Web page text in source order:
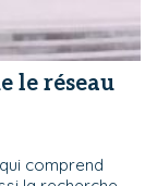
le réseau
comprend